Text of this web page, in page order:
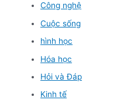
Công nghệ
Cuộc sống
hình học
Hóa học
Hỏi và Đáp
Kinh tế